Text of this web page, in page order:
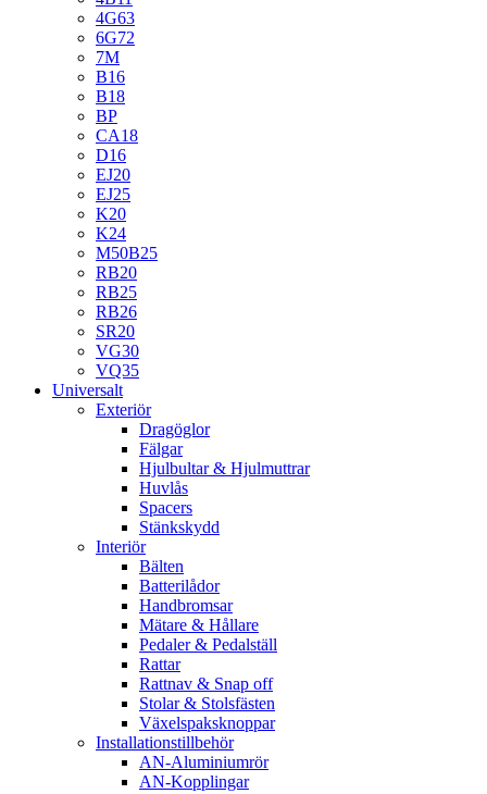
4G63
6G72
7M
B16
B18
BP
CA18
D16
EJ20
EJ25
K20
K24
M50B25
RB20
RB25
RB26
SR20
VG30
VQ35
Universalt
Exteriör
Dragöglor
Fälgar
Hjulbultar & Hjulmuttrar
Huvlås
Spacers
Stänkskydd
Interiör
Bälten
Batterilådor
Handbromsar
Mätare & Hållare
Pedaler & Pedalställ
Rattar
Rattnav & Snap off
Stolar & Stolsfästen
Växelspaksknoppar
Installationstillbehör
AN-Aluminiumrör
AN-Kopplingar